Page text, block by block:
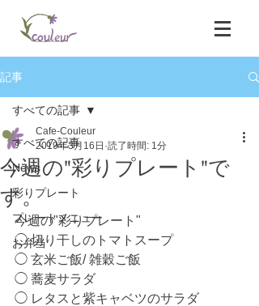
記事
すべての記事
News
彩りプレート
プレートメニュー
お弁当
すべての記事
今週の"彩りプレート"で
す。
Cafe-Couleur
2019年3月16日 読了時間: 1分
今週の"彩りプレート"
◯ 切り干しのトマトスープ
◯ 玄米ご飯/ 雑穀ご飯
◯ 蕎麦サラダ
◯ レタスと紫キャベツのサラダ